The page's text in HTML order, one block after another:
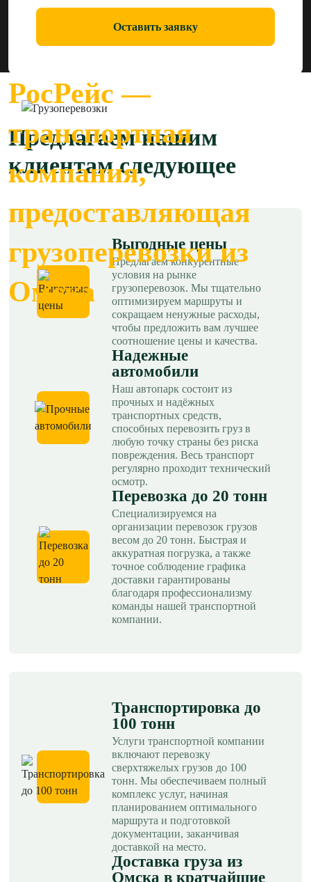
Оставить заявку
РосРейс —
транспортная
компания,
предоставляющая
грузоперевозки из
Омска
Предлагаем нашим
клиентам следующее
Выгодные цены
Предлагаем конкурентные
условия на рынке
грузоперевозок. Мы тщательно
оптимизируем маршруты и
сокращаем ненужные расходы,
чтобы предложить вам лучшее
соотношение цены и качества.
Надежные
автомобили
Наш автопарк состоит из
прочных и надёжных
транспортных средств,
способных перевозить груз в
любую точку страны без риска
повреждения. Весь транспорт
регулярно проходит технический
осмотр.
Перевозка до 20 тонн
Специализируемся на
организации перевозок грузов
весом до 20 тонн. Быстрая и
аккуратная погрузка, а также
точное соблюдение графика
доставки гарантированы
благодаря профессионализму
команды нашей транспортной
компании.
Транспортировка до
100 тонн
Услуги транспортной компании
включают перевозку
сверхтяжелых грузов до 100
тонн. Мы обеспечиваем полный
комплекс услуг, начиная
планированием оптимального
маршрута и подготовкой
документации, заканчивая
доставкой на место.
Доставка груза из
Омска в кратчайшие